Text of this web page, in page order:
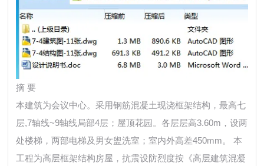
摘 要
本建筑为会议中心。采用钢筋混凝土现浇框架结构，最高七
层,7轴线~9轴线局部4层；屋顶花园。各层层高3.60m，设两
处楼梯，两部电梯及男女盥洗室；室内外高差450mm。 本
工程为高层框架结构房屋，抗震设防烈度按《高层建筑混凝